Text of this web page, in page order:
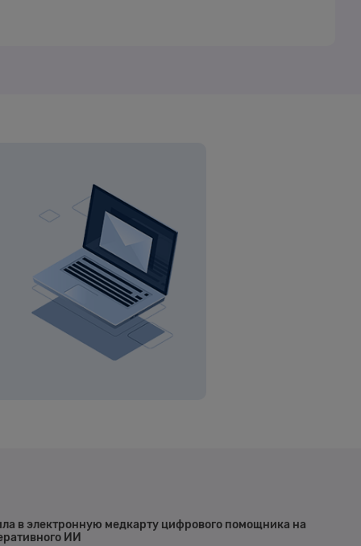
в электронную медкарту цифрового помощника на
ИИ